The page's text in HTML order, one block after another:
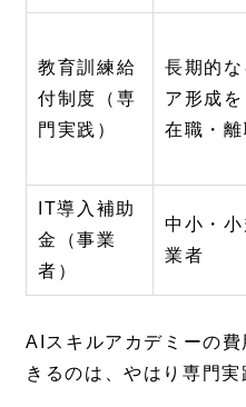
教育訓練給
付制度（専
門実践）
長期的な
ア形成
在職・離
IT導入補助
金（事業
者）
中小・
業者
AIスキルアカデミーの
きるのは、やはり専門実